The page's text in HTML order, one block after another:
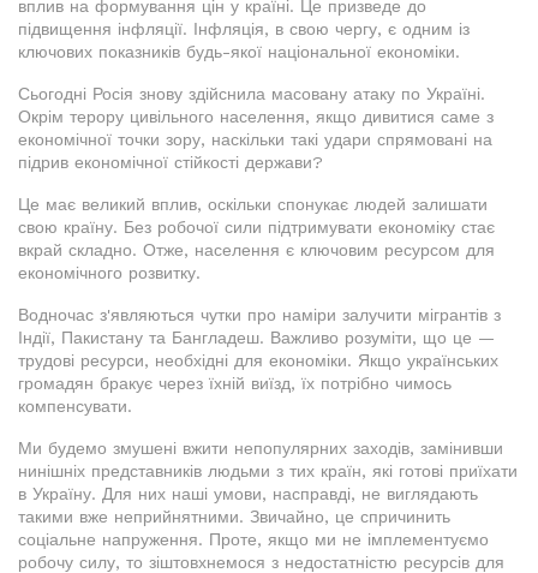
вплив на формування цін у країні. Це призведе до
підвищення інфляції. Інфляція, в свою чергу, є одним із
ключових показників будь-якої національної економіки.
Сьогодні Росія знову здійснила масовану атаку по Україні.
Окрім терору цивільного населення, якщо дивитися саме з
економічної точки зору, наскільки такі удари спрямовані на
підрив економічної стійкості держави?
Це має великий вплив, оскільки спонукає людей залишати
свою країну. Без робочої сили підтримувати економіку стає
вкрай складно. Отже, населення є ключовим ресурсом для
економічного розвитку.
Водночас з'являються чутки про наміри залучити мігрантів з
Індії, Пакистану та Бангладеш. Важливо розуміти, що це —
трудові ресурси, необхідні для економіки. Якщо українських
громадян бракує через їхній виїзд, їх потрібно чимось
компенсувати.
Ми будемо змушені вжити непопулярних заходів, замінивши
нинішніх представників людьми з тих країн, які готові приїхати
в Україну. Для них наші умови, насправді, не виглядають
такими вже неприйнятними. Звичайно, це спричинить
соціальне напруження. Проте, якщо ми не імплементуємо
робочу силу, то зіштовхнемося з недостатністю ресурсів для